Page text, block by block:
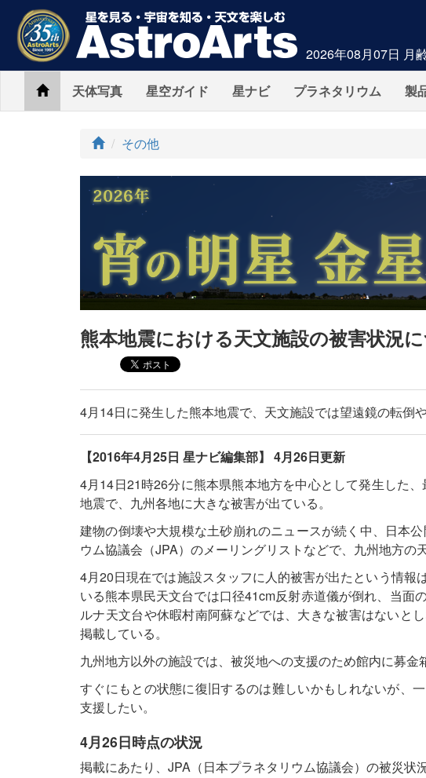
2026年08月07日 月
Home天体写真 星空ガイド 星ナビ プラネタリウム 製
ト
プ
その他
熊本地震における天文施設の被害状況
4月14日に発生した熊本地震で、天文施設では望遠鏡の転倒
【2016年4月25日 星ナビ編集部】 4月26日更新
4月14日21時26分に熊本県熊本地方を中心として発生した
地震で、九州各地に大きな被害が出ている。
建物の倒壊や大規模な土砂崩れのニュースが続く中、日本
ウム協議会（JPA）のメーリングリストなどで、九州地方の
4月20日現在では施設スタッフに人的被害が出たという情報
いる熊本県民天文台では口径41cm反射赤道儀が倒れ、当面
ルナ天文台や休暇村南阿蘇などでは、大きな被害はないと
掲載している。
九州地方以外の施設では、被災地への支援のため館内に募金
すぐにもとの状態に復旧するのは難しいかもしれないが、
支援したい。
4月26日時点の状況
掲載にあたり、JPA（日本プラネタリウム協議会）の被災状